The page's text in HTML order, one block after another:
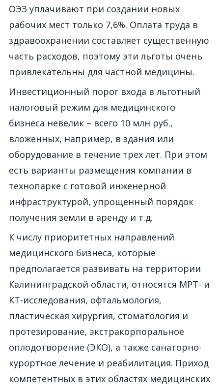
ОЭЗ уплачивают при создании новых
рабочих мест только 7,6%. Оплата труда в
здравоохранении составляет существенную
часть расходов, поэтому эти льготы очень
привлекательны для частной медицины.
Инвестиционный порог входа в льготный
налоговый режим для медицинского
бизнеса невелик – всего 10 млн руб.,
вложенных, например, в здания или
оборудование в течение трех лет. При этом
есть варианты размещения компании в
технопарке с готовой инженерной
инфраструктурой, упрощенный порядок
получения земли в аренду и т.д.
К числу приоритетных направлений
медицинского бизнеса, которые
предполагается развивать на территории
Калининградской области, относятся МРТ- и
КТ-исследования, офтальмология,
пластическая хирургия, стоматология и
протезирование, экстракорпоральное
оплодотворение (ЭКО), а также санаторно-
курортное лечение и реабилитация. Приход
компетентных в этих областях медицинских